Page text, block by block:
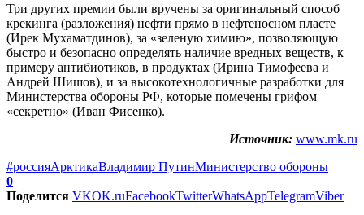
Три других премии были вручены за оригинальный способ
крекинга (разложения) нефти прямо в нефтеносном пласте
(Ирек Мухаматдинов), за «зеленую химию», позволяющую
быстро и безопасно определять наличие вредных веществ, к
примеру антибиотиков, в продуктах (Ирина Тимофеева и
Андрей Шишов), и за высокотехнологичные разработки для
Министерства обороны РФ, которые помечены грифом
«секретно» (Иван Фисенко).
Источник: www.mk.ru
#россияАрктикаВладимир ПутинМинистерство обороны
0
Поделится VKOK.ruFacebookTwitterWhatsAppTelegramViber